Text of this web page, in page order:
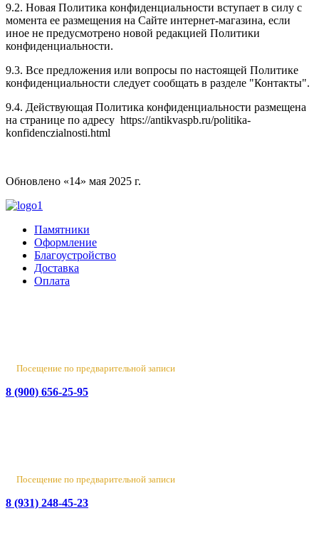
9.2. Новая Политика конфиденциальности вступает в силу с
момента ее размещения на Сайте интернет-магазина, если
иное не предусмотрено новой редакцией Политики
конфиденциальности.
9.3. Все предложения или вопросы по настоящей Политике
конфиденциальности следует сообщать в разделе "Контакты".
9.4. Действующая Политика конфиденциальности размещена
на странице по адресу https://antikvaspb.ru/politika-
konfidenczialnosti.html
Обновлено «14» мая 2025 г.
Памятники
Оформление
Благоустройство
Доставка
Оплата
Посещение по предварительной записи
8 (900) 656-25-95
Посещение по предварительной записи
8 (931) 248-45-23